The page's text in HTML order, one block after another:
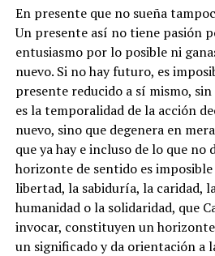
En presente que no sueña
Un presente así no tiene pasión
entusiasmo por lo posible ni
nuevo. Si no hay futuro, es
presente reducido a sí mismo,
es la temporalidad de la acción
nuevo, sino que degenera en
que ya hay e incluso de lo que no
horizonte de sentido es
libertad, la sabiduría, la caridad,
humanidad o la solidaridad, que
invocar, constituyen un
un significado y da orientación a